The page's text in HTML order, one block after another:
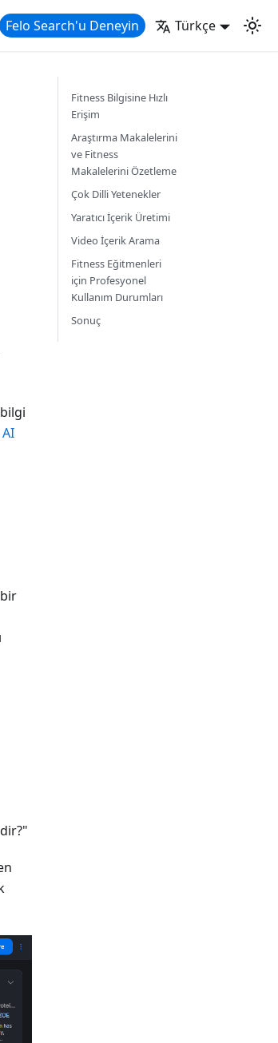
Felo Search'u Deneyin Türkçe
AI
Fitness Bilgisine Hızlı
Erişim
Araştırma Makalelerini
ve Fitness
Makalelerini Özetleme
Çok Dilli Yetenekler
Yaratıcı İçerik Üretimi
Video İçerik Arama
Fitness Eğitmenleri
için Profesyonel
Kullanım Durumları
Sonuç